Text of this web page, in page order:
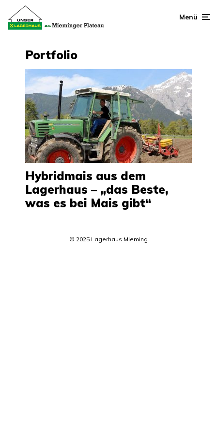
Menü
Portfolio
Hybridmais aus dem
Lagerhaus – „das Beste,
was es bei Mais gibt“
© 2025 Lagerhaus Mieming